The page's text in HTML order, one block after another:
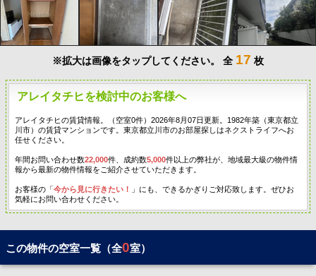
※拡大は画像をタップしてください。 全 17 枚
アレイタチヒを検討中のお客様へ
アレイタチヒの賃貸情報。（空室0件）2026年8月07日更新。1982年築（東京都立
川市）の賃貸マンションです。東京都立川市のお部屋探しはネクストライフへお
任せください。
年間お問い合わせ数22,000件、成約数5,000件以上の弊社が、地域最大級の物件情
報から最新の物件情報をご紹介させていただきます。
お客様の「今から見に行きたい！
」にも、できるかぎりご対応致します。ぜひお
気軽にお問い合わせください。
この物件の空室一覧（全0室）